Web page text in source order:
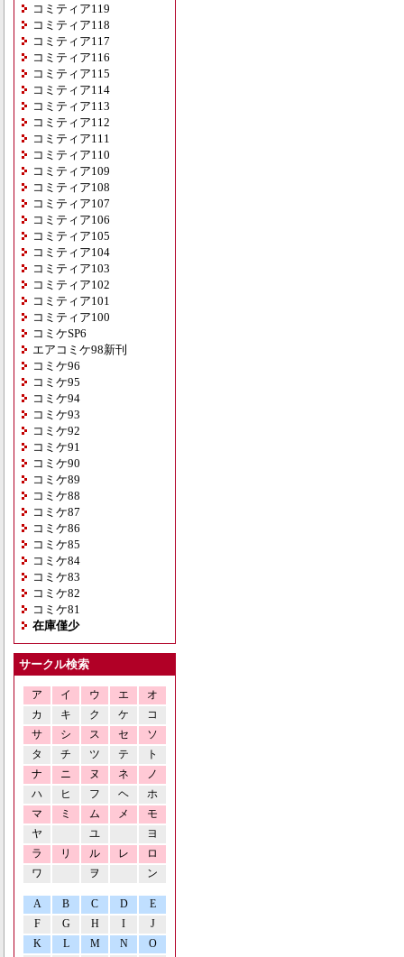
コミティア119
コミティア118
コミティア117
コミティア116
コミティア115
コミティア114
コミティア113
コミティア112
コミティア111
コミティア110
コミティア109
コミティア108
コミティア107
コミティア106
コミティア105
コミティア104
コミティア103
コミティア102
コミティア101
コミティア100
コミケSP6
エアコミケ98新刊
コミケ96
コミケ95
コミケ94
コミケ93
コミケ92
コミケ91
コミケ90
コミケ89
コミケ88
コミケ87
コミケ86
コミケ85
コミケ84
コミケ83
コミケ82
コミケ81
在庫僅少
サークル検索
ア イ ウ エ
オ
カ
キ ク ケ
コ
サ
シ ス セ
ソ
タ
チ ツ テ
ト
ナ
ニ ヌ ネ
ノ
ハ
ヒ フ ヘ
ホ
マ
ミ ム メ
モ
ヤ
ユ
ヨ
ラ
リ ル レ
ロ
ワ
ヲ ン
A B C D
E
F
G H I
J
K
L M N O